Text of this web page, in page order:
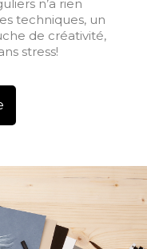
n’a rien
techniques, un
de créativité,
stress!